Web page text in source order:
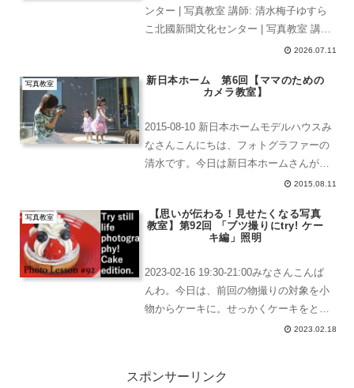
ンター | 写真教室 講師: 清水梅子ゆすら
こ北國新聞文化センター | 写真教室 講
師: 清水梅子みなさん、こんばんわー
です。2022年、雨の課...
2026.07.11
写真教室
新日本ホーム 第6回【ママのための
カメラ教室】
2015-08-10 新日本ホームモデルハウスみ
なさんこんにちは、フォトグラファーの
清水です。今日は新日本ホームさんが主
催するはっぴーママ企画の「ママのため
募があると聞いています。本当にありが
2015.08.11
写真教室
【思いが伝わる！見せたくなる写真
教室】第92回 「ブツ撮りにtry! ケー
キ編」照明
2023-02-16 19:30-21:00みなさんこんば
んわ。今日は、前回の物撮りの対象を小
物からケーキに。せっかくケーキをとる
ということなので夜間の教室では自然光
し...
2023.02.18
スポンサーリンク